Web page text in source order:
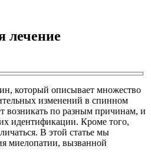
лечение
который описывает множество
изменений в спинном
возникать по разным причинам, и
идентификации. Кроме того,
В этой статье мы
миелопатии, вызванной